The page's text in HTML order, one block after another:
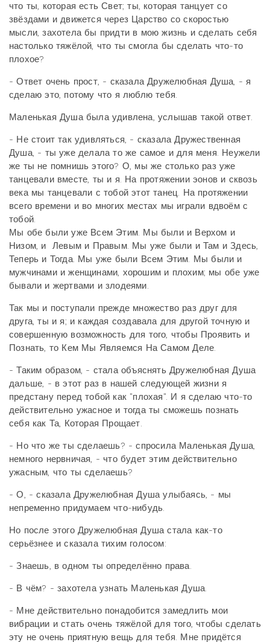
что ты, которая есть Свет; ты, которая танцует со
звёздами и движется через Царство со скоростью
мысли, захотела бы придти в мою жизнь и сделать себя
настолько тяжёлой, что ты смогла бы сделать что-то
плохое?
- Ответ очень прост, - сказала Дружелюбная Душа, - я
сделаю это, потому что я люблю тебя.
Маленькая Душа была удивлена, услышав такой ответ.
- Не стоит так удивляться, - сказала Дружественная
Душа, - ты уже делала то же самое и для меня. Неужели
же ты не помнишь этого? О, мы же столько раз уже
танцевали вместе, ты и я. На протяжении эонов и сквозь
века мы танцевали с тобой этот танец. На протяжении
всего времени и во многих местах мы играли вдвоём с
тобой.
Мы обе были уже Всем Этим. Мы были и Верхом и
Низом, и Левым и Правым. Мы уже были и Там и Здесь,
Теперь и Тогда. Мы уже были Всем Этим. Мы были и
мужчинами и женщинами, хорошим и плохим; мы обе уже
бывали и жертвами и злодеями.
Так мы и поступали прежде множество раз друг для
друга, ты и я; и каждая создавала для другой точную и
совершенную возможность для того, чтобы Проявить и
Познать, то Кем Мы Являемся На Самом Деле.
- Таким образом, - стала объяснять Дружелюбная Душа
дальше, - в этот раз в нашей следующей жизни я
предстану перед тобой как "плохая". И я сделаю что-то
действительно ужасное и тогда ты сможешь познать
себя как Та, Которая Прощает.
- Но что же ты сделаешь? - спросила Маленькая Душа,
немного нервничая, - что будет этим действительно
ужасным, что ты сделаешь?
- О, - сказала Дружелюбная Душа улыбаясь, - мы
непременно придумаем что-нибудь.
Но после этого Дружелюбная Душа стала как-то
серьёзнее и сказала тихим голосом:
- Знаешь, в одном ты определённо права.
- В чём? - захотела узнать Маленькая Душа.
- Мне действительно понадобится замедлить мои
вибрации и стать очень тяжёлой для того, чтобы сделать
эту не очень приятную вещь для тебя. Мне придётся